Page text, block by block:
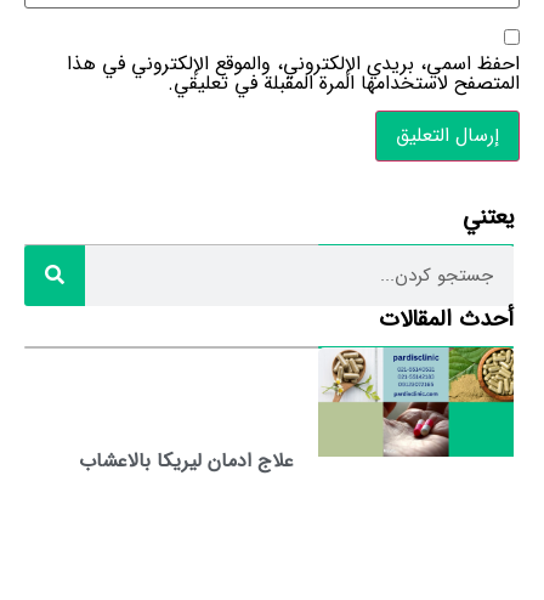
احفظ اسمي، بريدي الإلكتروني، والموقع الإلكتروني في هذا
المتصفح لاستخدامها المرة المقبلة في تعليقي.
يعتني
أحدث المقالات
علاج ادمان ليريكا بالاعشاب